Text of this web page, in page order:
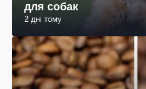
для собак
2 дні тому